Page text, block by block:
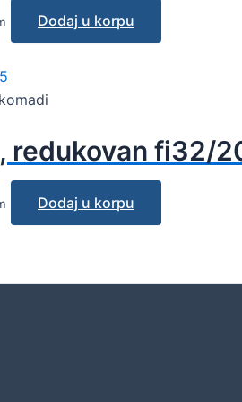
Dodaj u korpu
redukovan fi32/
Dodaj u korpu